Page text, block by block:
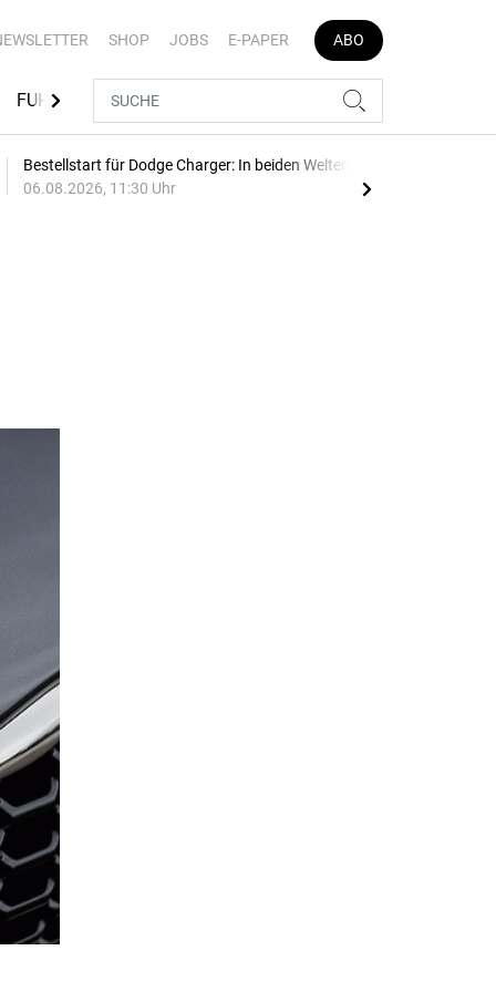
SHOP JOBS E-PAPER ABO
FUHRPARK-TOOLS FLOTTENLÖSUNGEN
Bestellstart für Dodge Charger: In beiden Welten auffällig
06.08.2026, 11:30 Uhr